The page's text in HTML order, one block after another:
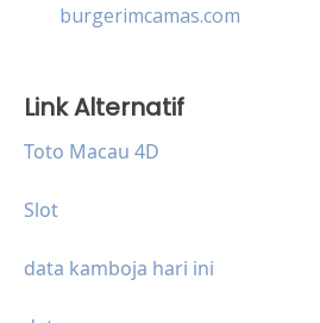
burgerimcamas.com
Link Alternatif
Toto Macau 4D
Slot
data kamboja hari ini